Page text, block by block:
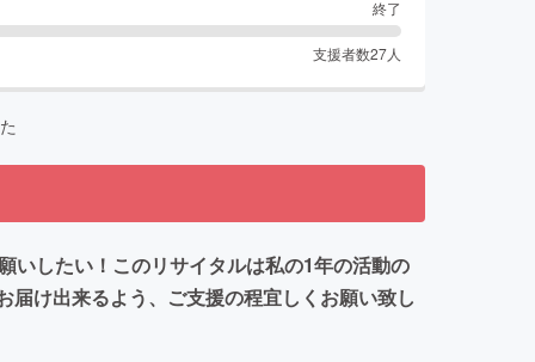
終了
支援者数27人
いしたい！このリサイタルは私の1年の活動の
け出来るよう、ご支援の程宜しくお願い致し